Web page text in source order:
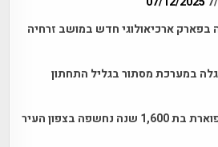
בפארק ארכיאולוגי חדש במושב זרחיה
במערכת מסתור בגליל התחתון
שרידי אחוזה שומרונית מפוארת בת 1,600 שנה נחשפה בצפון העיר